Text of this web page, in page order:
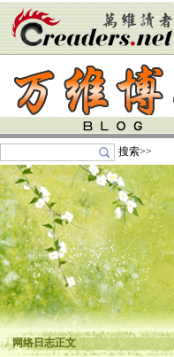
搜索>>
网络日志正文